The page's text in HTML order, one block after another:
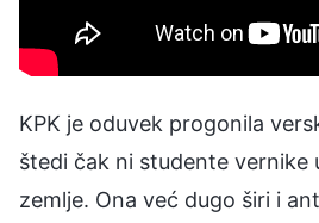
KPK je oduvek progonila
štedi čak ni studente vernike
zemlje. Ona već dugo širi i